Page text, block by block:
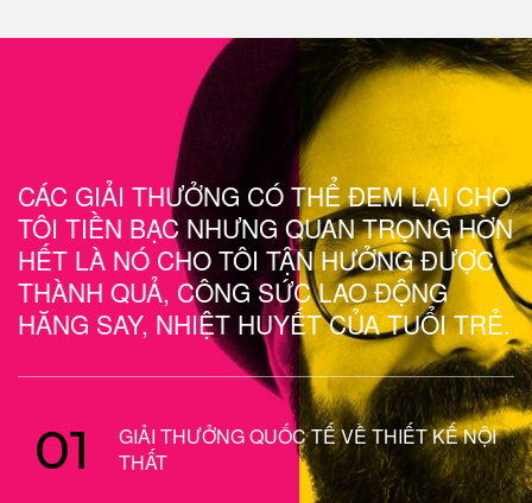
CÁC GIẢI THƯỞNG CÓ THỂ ĐEM LẠI CHO
TÔI TIỀN BẠC NHƯNG QUAN TRỌNG HƠN
HẾT LÀ NÓ CHO TÔI TẬN HƯỞNG ĐƯỢC
THÀNH QUẢ, CÔNG SỨC LAO ĐỘNG
HĂNG SAY, NHIỆT HUYẾT CỦA TUỔI TRẺ.
01
GIẢI THƯỞNG QUỐC TẾ VỀ THIẾT KẾ NỘI
THẤT